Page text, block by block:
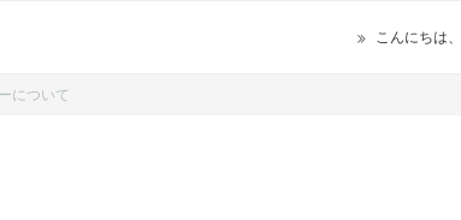
こんにちは、
について